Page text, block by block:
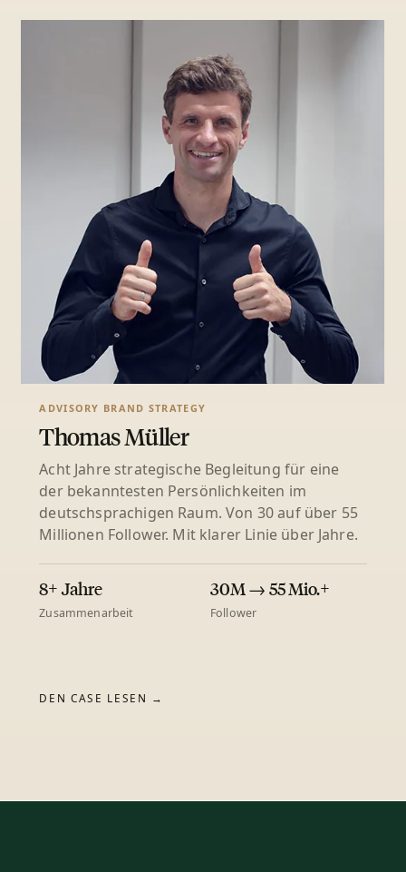
ADVISORY BRAND STRATEGY
Thomas Müller
Acht Jahre strategische Begleitung für eine
der bekanntesten Persönlichkeiten im
deutschsprachigen Raum. Von 30 auf über 55
Millionen Follower. Mit klarer Linie über Jahre.
8+ Jahre
Zusammenarbeit
30M → 55 Mio.+
Follower
DEN CASE LESEN →